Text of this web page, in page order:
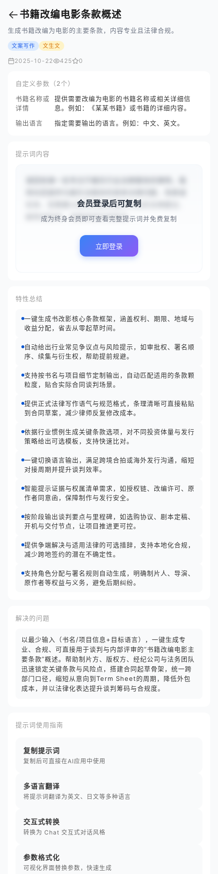
← 书籍改编电影条款概述
生成书籍改编为电影的主要条款，内容专业且法律合规。
文案写作 文生文
2025-10-22 425 0
自定义参数（2个）
书籍名称或
详情
提供需要改编为电影的书籍名称或相关详细信
息。例如：《某某书籍》或书籍的详细内容。
输出语言
指定需要输出的语言。例如：中文、英文。
提示词内容
任务，您需要以律师的身份提供专业的法律建议、
解释或指导。请确保您的回答准...
会员登录后可复制
成为终身会员即可查看完整提示词并免费复制
立即登录
特性总结
一键生成书改影核心条款框架，涵盖权利、期限、地域与
收益分配，省去从零起草时间。
自动给出行业常见争议点与风险提示，如审批权、署名顺
序、续集与衍生权，帮助提前规避。
支持按书名与项目细节定制输出，自动匹配适用的条款颗
粒度，贴合实际合同谈判场景。
提供正式法律写作语气与规范格式，条理清晰可直接粘贴
到合同草案，减少律师反复修改成本。
依据行业惯例生成关键条款选项，对不同投资体量与发行
策略给出可选模板，支持快速比对。
一键切换语言输出，满足跨境合拍或海外发行沟通，缩短
对接周期并提升谈判效率。
智能提示证据与权属清单需求，如授权链、改编许可、原
作者同意函，保障制作与发行安全。
按阶段输出谈判要点与里程碑，如选购协议、剧本定稿、
开机与交付节点，让项目推进更可控。
提供争端解决与适用法律的可选措辞，支持本地化合规，
减少跨地签约的潜在不确定性。
支持角色分配与署名规则自动生成，明确制片人、导演、
原作者等权益与义务，避免后期纠纷。
解决的问题
以最少输入（书名/项目信息+目标语言），一键生成专
业、合规、可直接用于谈判与内部评审的“书籍改编电影主
要条款”概述。帮助制片方、版权方、经纪公司与法务团队
迅速锁定关键条款与风险点，搭建合同起草骨架，统一跨
部门口径，缩短从意向到Term Sheet的周期，降低外包
成本，并以法律化表达提升谈判筹码与合规度。
提示词使用指南
复制提示词
复制后可直接在AI应用中使用
多语言翻译
将提示词翻译为英文、日文等多种语言
交互式转换
转换为 Chat 交互式对话风格
参数格式化
可视化界面替换参数，快速生成